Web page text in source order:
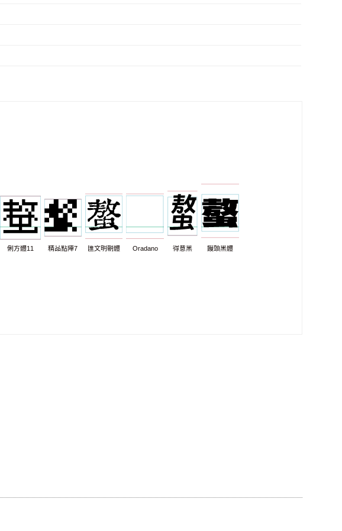
俐方體11 精品點陣7 匯文明朝體 Oradano 得意黑 饅頭黑體